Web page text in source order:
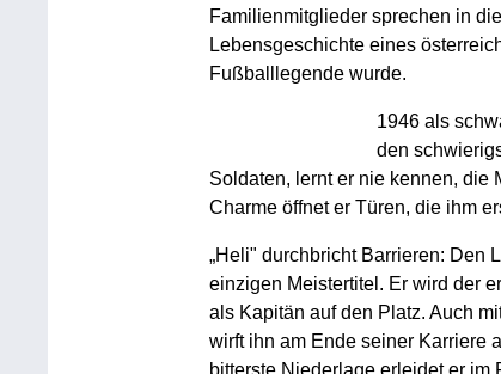
Familienmitglieder sprechen in
Lebensgeschichte eines
Fußballlegende wurde.
1946 als
den
Soldaten, lernt er nie kennen, die
Charme öffnet er Türen, die ihm
„Heli" durchbricht Barrieren: Den
einzigen Meistertitel. Er wird der
als Kapitän auf den Platz. Auch
wirft ihn am Ende seiner Karriere